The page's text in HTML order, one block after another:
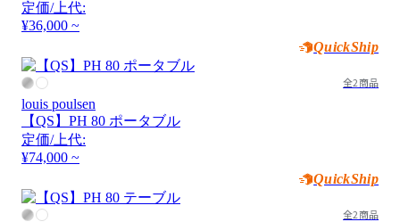
定価/上代:
¥36,000 ~
QuickShip
全2商品
louis poulsen
【QS】PH 80 ポータブル
定価/上代:
¥74,000 ~
QuickShip
全2商品